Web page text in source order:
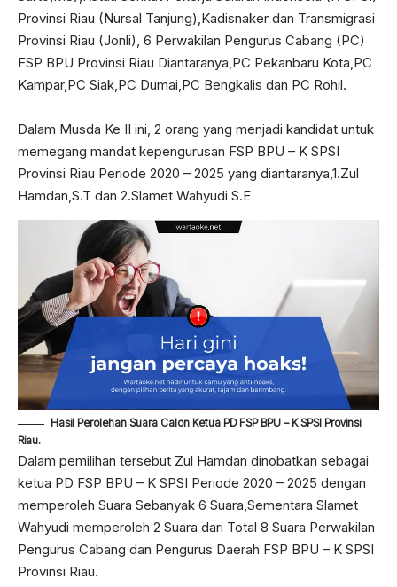
Provinsi Riau (Nursal Tanjung),Kadisnaker dan Transmigrasi
Provinsi Riau (Jonli), 6 Perwakilan Pengurus Cabang (PC)
FSP BPU Provinsi Riau Diantaranya,PC Pekanbaru Kota,PC
Kampar,PC Siak,PC Dumai,PC Bengkalis dan PC Rohil.
Dalam Musda Ke II ini, 2 orang yang menjadi kandidat untuk
memegang mandat kepengurusan FSP BPU – K SPSI
Provinsi Riau Periode 2020 – 2025 yang diantaranya,1.Zul
Hamdan,S.T dan 2.Slamet Wahyudi S.E
Hasil Perolehan Suara Calon Ketua PD FSP BPU – K SPSI Provinsi
Riau.
Dalam pemilihan tersebut Zul Hamdan dinobatkan sebagai
ketua PD FSP BPU – K SPSI Periode 2020 – 2025 dengan
memperoleh Suara Sebanyak 6 Suara,Sementara Slamet
Wahyudi memperoleh 2 Suara dari Total 8 Suara Perwakilan
Pengurus Cabang dan Pengurus Daerah FSP BPU – K SPSI
Provinsi Riau.